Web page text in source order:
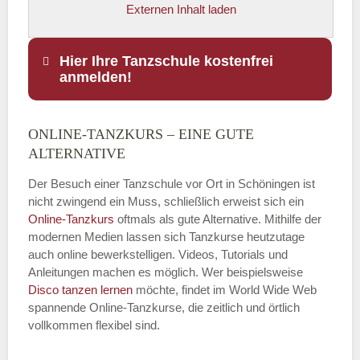
Externen Inhalt laden
Hier Ihre Tanzschule kostenfrei
anmelden!
Name
E-Mail*
Name der Tanzschule
ONLINE-TANZKURS – EINE GUTE
ALTERNATIVE
Der Besuch einer Tanzschule vor Ort in Schöningen ist
nicht zwingend ein Muss, schließlich erweist sich ein
Online-Tanzkurs oftmals als gute Alternative. Mithilfe der
modernen Medien lassen sich Tanzkurse heutzutage
auch online bewerkstelligen. Videos, Tutorials und
Anleitungen machen es möglich. Wer beispielsweise
Disco tanzen lernen möchte, findet im World Wide Web
spannende Online-Tanzkurse, die zeitlich und örtlich
vollkommen flexibel sind.